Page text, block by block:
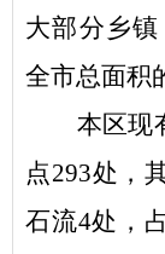
大部分乡镇
全市总面积
本区现
点293处，
石流4处，